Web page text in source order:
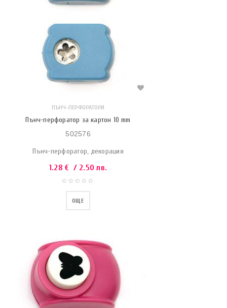
ПЪНЧ-ПЕРФОРАТОРИ
Пънч-перфоратор за картон 10 mm
502576
Пънч-перфоратор, декорация
1.28€ / 2.50 лв.
ОЩЕ